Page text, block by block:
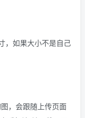
，如果大小不是自己
，会跟随上传页面